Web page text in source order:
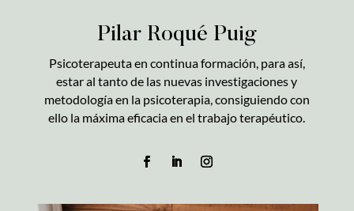
Pilar Roqué Puig
Psicoterapeuta en continua formación, para así,
estar al tanto de las nuevas investigaciones y
metodología en la psicoterapia, consiguiendo con
ello la máxima eficacia en el trabajo terapéutico.